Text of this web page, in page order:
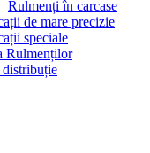
Rulmenți în carcase
de mare precizie
speciale
Rulmenților
distribuție